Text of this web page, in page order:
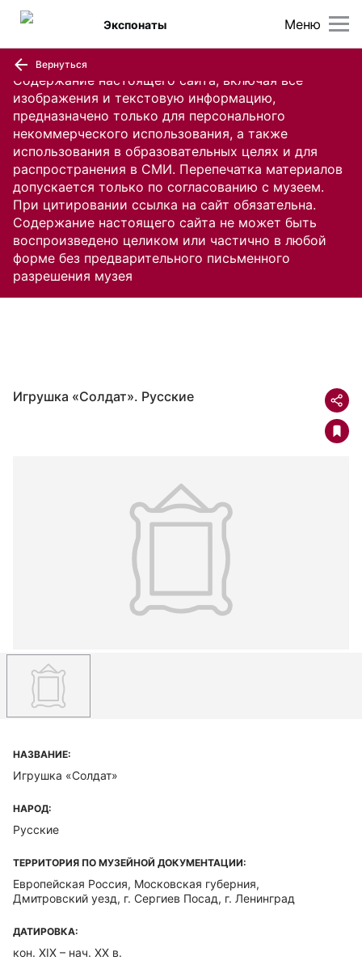
Содержание настоящего сайта, включая все
изображения и текстовую информацию,
предназначено только для персонального
некоммерческого использования, а также
использования в образовательных целях и для
распространения в СМИ. Перепечатка материалов
допускается только по согласованию с музеем.
При цитировании ссылка на сайт обязательна.
Содержание настоящего сайта не может быть
воспроизведено целиком или частично в любой
форме без предварительного письменного
разрешения музея
Меню
Экспонаты
Вернуться
Игрушка «Солдат». Русские
НАЗВАНИЕ:
Игрушка «Солдат»
НАРОД:
Русские
ТЕРРИТОРИЯ ПО МУЗЕЙНОЙ ДОКУМЕНТАЦИИ:
Европейская Россия, Московская губерния,
Дмитровский уезд, г. Сергиев Посад, г. Ленинград
ДАТИРОВКА:
кон. XIX – нач. XX в.